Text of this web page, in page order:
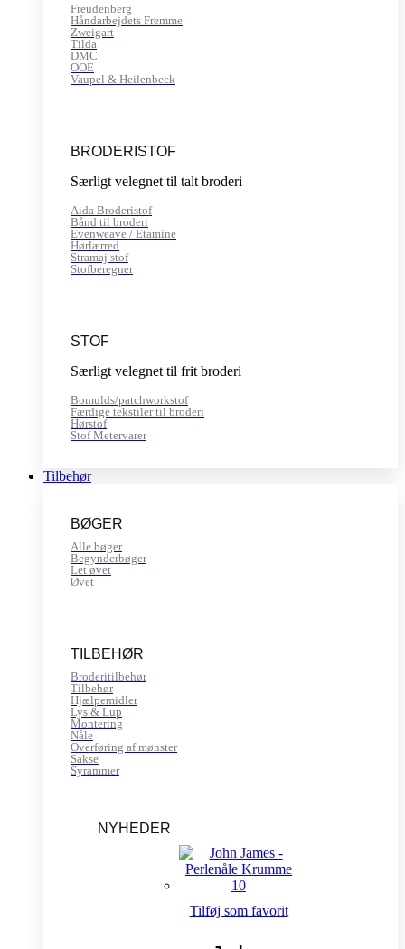
antal
Freudenberg
Håndarbejdets Fremme
Zweigart
Tilda
DMC
OOE
Vaupel & Heilenbeck
BRODERISTOF
Særligt velegnet til talt broderi
Aida Broderistof
Bånd til broderi
Evenweave / Etamine
Hørlærred
Stramaj stof
Stofberegner
STOF
Særligt velegnet til frit broderi
Bomulds/patchworkstof
Færdige tekstiler til broderi
Hørstof
Stof Metervarer
Tilbehør
BØGER
Alle bøger
Begynderbøger
Let øvet
Øvet
TILBEHØR
Broderitilbehør
Tilbehør
Hjælpemidler
Lys & Lup
Montering
Nåle
Overføring af mønster
Sakse
Syrammer
NYHEDER
Tilføj som favorit